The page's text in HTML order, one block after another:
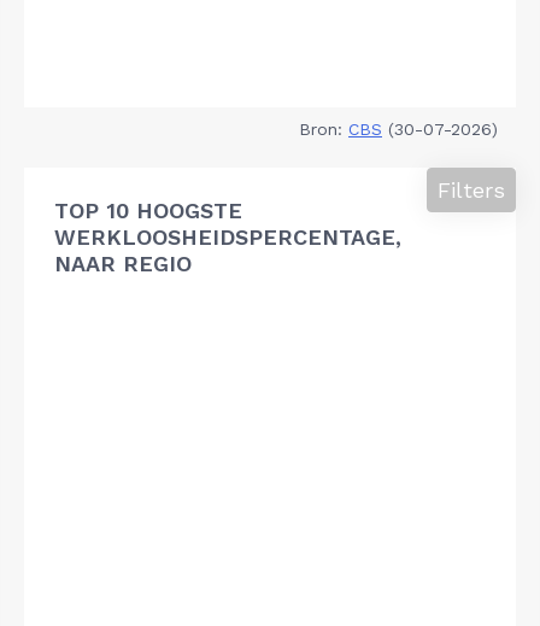
Bron: CBS (30-07-2026)
TOP 10 HOOGSTE
WERKLOOSHEIDSPERCENTAGE,
NAAR REGIO
Filters